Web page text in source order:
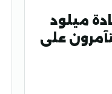
ميلود
على